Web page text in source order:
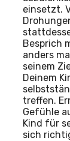
einsetzt.
Besprich
anders
seinem
Deinem
treffen.
Gefühle
Kind für
sich